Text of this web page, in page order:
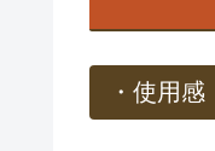
・使用感